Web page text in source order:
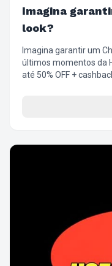
Imagina
look?
Imagina garantir um Chilli pra
últimos momentos da
até 50% OFF + cashback dobrado! Tá